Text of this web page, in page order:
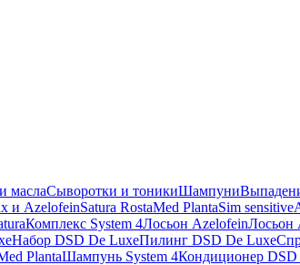
маслаСыворотки и тоникиШампуни
и AzelofeinSatura RostaMed PlantaSim sensitive
Комплекс System 4Лосьон AzelofeinЛосьон
Набор DSD De LuxeПилинг DSD De Luxe
PlantaШампунь System 4Кондиционер DSD